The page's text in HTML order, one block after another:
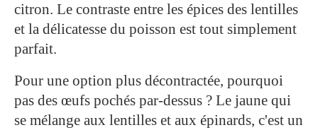
citron. Le contraste entre les épices des lentilles
et la délicatesse du poisson est tout simplement
parfait.
Pour une option plus décontractée, pourquoi
pas des œufs pochés par-dessus ? Le jaune qui
se mélange aux lentilles et aux épinards, c'est un